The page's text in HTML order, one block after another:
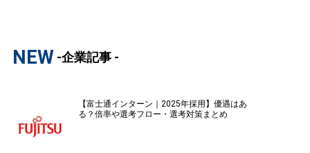
NEW -企業記事 -
【富士通インターン｜2025年採用】優遇はあ
る？倍率や選考フロー・選考対策まとめ